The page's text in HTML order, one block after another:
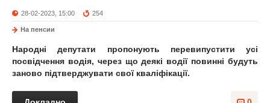
28-02-2023, 15:00 254
На пенсии
Народні депутати пропонують перевипустити усі
посвідчення водія, через що деякі водії повинні будуть
заново підтверджувати свої кваліфікації.